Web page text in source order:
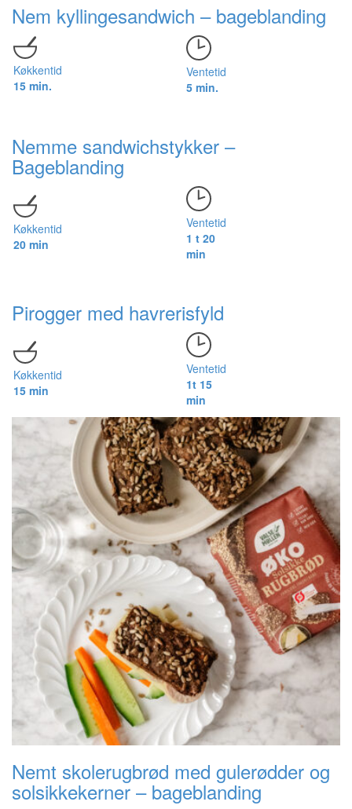
Nem kyllingesandwich – bageblanding
Køkkentid
15 min.
Ventetid
5 min.
Nemme sandwichstykker –
Bageblanding
Køkkentid
20 min
Ventetid
1 t 20
min
Pirogger med havrerisfyld
Køkkentid
15 min
Ventetid
1t 15
min
Nemt skolerugbrød med gulerødder og
solsikkekerner – bageblanding